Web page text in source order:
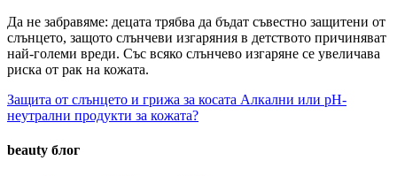
Да не забравяме: децата трябва да бъдат съвестно защитени от
слънцето, защото слънчеви изгаряния в детството причиняват
най-големи вреди. Със всяко слънчево изгаряне се увеличава
риска от рак на кожата.
Защита от слънцето и грижа за косата Алкални или рН-
неутрални продукти за кожата?
beauty блог